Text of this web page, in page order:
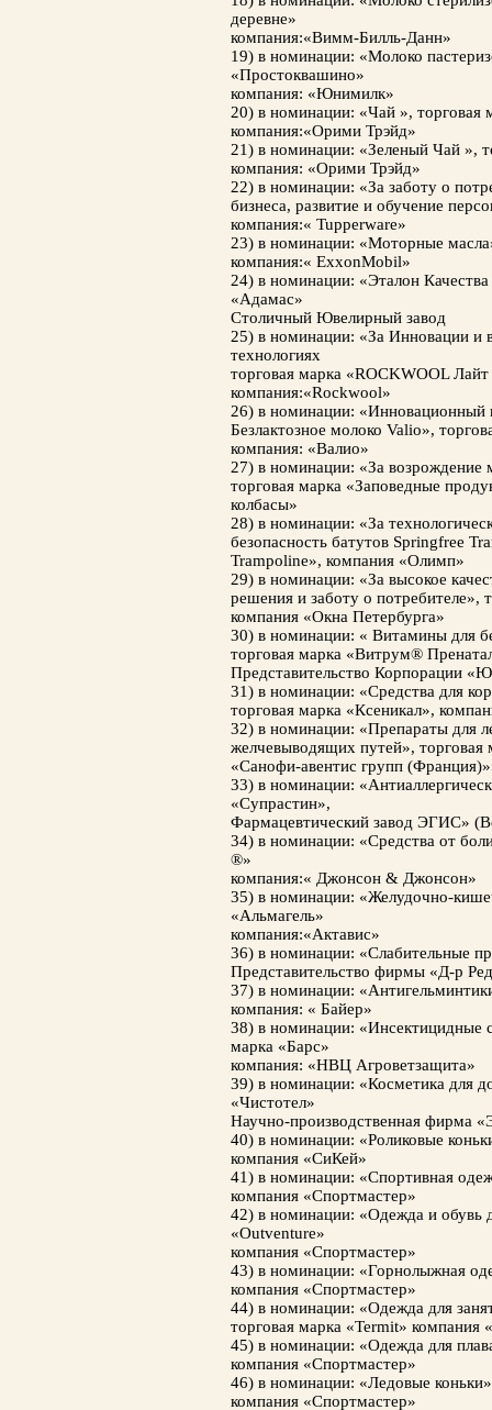
деревне»
компания:«Вимм-Билль-Данн»
19) в номинации: «Молоко
«Простоквашино»
компания: «Юнимилк»
20) в номинации: «Чай », торговая
компания:«Орими Трэйд»
21) в номинации: «Зеленый Чай »,
компания: «Орими Трэйд»
22) в номинации: «За заботу о
бизнеса, развитие и обучение
компания:« Tupperware»
23) в номинации: «Моторные
компания:« ExxonMobil»
24) в номинации: «Эталон
«Адамас»
Cтоличный Ювелирный завод
25) в номинации: «За Инновации и
технологиях
торговая марка «ROCKWOOL
компания:«Rockwool»
26) в номинации: «Инновационный
Безлактозное молоко Valio»,
компания: «Валио»
27) в номинации: «За возрождение
торговая марка «Заповедные
колбасы»
28) в номинации: «За
безопасность батутов Springfree
Trampoline», компания «Олимп»
29) в номинации: «За высокое
решения и заботу о потребителе»,
компания «Окна Петербурга»
30) в номинации: « Витамины для
торговая марка «Витрум®
Представительство Корпорации
31) в номинации: «Средства для
торговая марка «Ксеникал»,
32) в номинации: «Препараты для
желчевыводящих путей»,
«Санофи-авентис групп
33) в номинации:
«Супрастин»,
Фармацевтический завод ЭГИС»
34) в номинации: «Средства от
®»
компания:« Джонсон & Джонсон»
35) в номинации: «Желудочно-
«Альмагель»
компания:«Актавис»
36) в номинации: «Слабительные
Представительство фирмы «Д-р
37) в номинации:
компания: « Байер»
38) в номинации: «Инсектицидные
марка «Барс»
компания: «НВЦ Агроветзащита»
39) в номинации: «Косметика для
«Чистотел»
Научно-производственная фирма
40) в номинации: «Роликовые
компания «СиКей»
41) в номинации: «Спортивная
компания «Спортмастер»
42) в номинации: «Одежда и обувь
«Outventure»
компания «Спортмастер»
43) в номинации: «Горнолыжная
компания «Спортмастер»
44) в номинации: «Одежда для
торговая марка «Termit» компания
45) в номинации: «Одежда для
компания «Спортмастер»
46) в номинации: «Ледовые
компания «Спортмастер»